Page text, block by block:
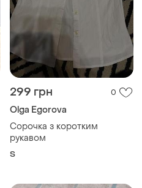
299 грн 0
Olga Egorova
Сорочка з коротким
рукавом
S